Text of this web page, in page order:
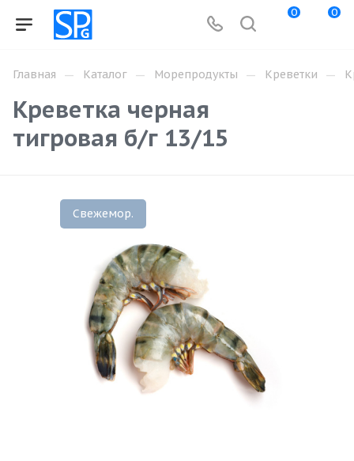
0 0
Главная — Каталог — Морепродукты — Креветки —
Креветка черная
тигровая б/г 13/15
Свежемор.